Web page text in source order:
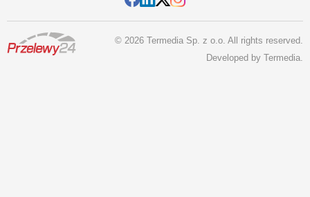
© 2026 Termedia Sp. z o.o. All rights reserved.
Developed by Termedia.